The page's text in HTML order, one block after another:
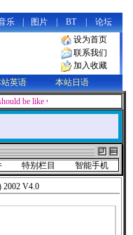
乐 图片 BT
论坛
设为首页
联系我们
加入收藏
英语
本站日语
be like water, soft and supple in
特别栏目
智能手机
2002 V4.0